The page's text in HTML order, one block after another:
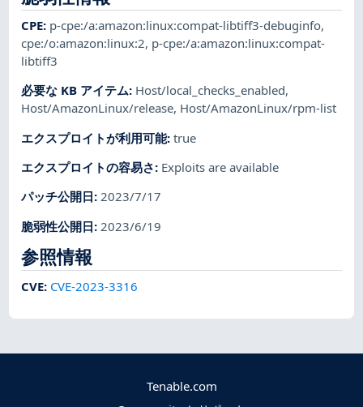
CPE: p-cpe:/a:amazon:linux:compat-libtiff3-debuginfo,
cpe:/o:amazon:linux:2, p-cpe:/a:amazon:linux:compat-
libtiff3
必要な KB アイテム: Host/local_checks_enabled,
Host/AmazonLinux/release, Host/AmazonLinux/rpm-list
エクスプロイトが利用可能:true
エクスプロイトの容易さ: Exploits are available
パッチ公開日:2023/7/17
脆弱性公開日: 2023/6/19
参照情報
CVE: CVE-2023-3316
Tenable.com